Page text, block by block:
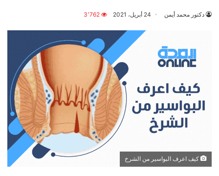
دكتور محمد أيمن 24 أبريل، 2021 3٬762
كيف اعرف البواسير من الشرخ